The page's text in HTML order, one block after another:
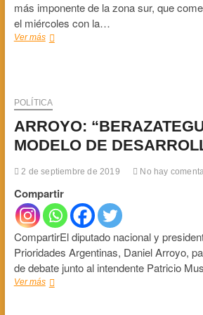
más imponente de la zona sur, que
el miércoles con la…
Ver másLA
EL
BERA
ROCK
POLÍTICA
ARROYO:
MODELO DE
2 de septiembre de 2019 No hay
Compartir
CompartirEl diputado nacional y
Prioridades Argentinas, Daniel Arroyo,
de debate junto al intendente Patricio
Ver másARROYO: